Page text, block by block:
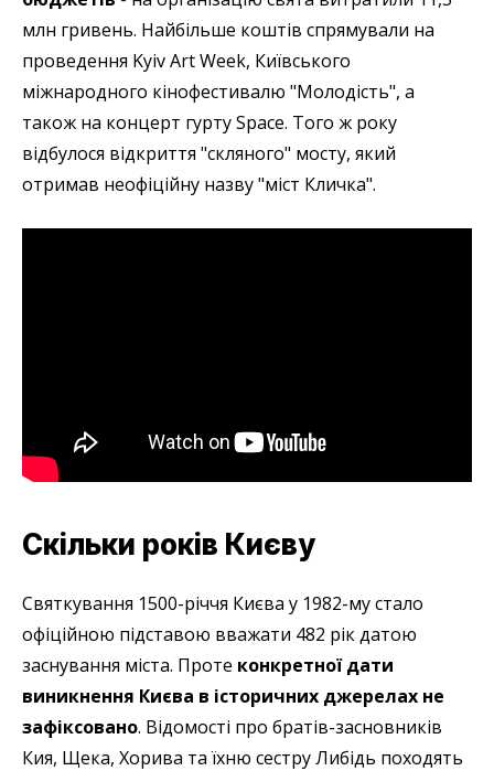
млн гривень. Найбільше коштів спрямували на
проведення Kyiv Art Week, Київського
міжнародного кінофестивалю "Молодість", а
також на концерт гурту Space. Того ж року
відбулося відкриття "скляного" мосту, який
отримав неофіційну назву "міст Кличка".
Скільки років Києву
Святкування 1500-річчя Києва у 1982-му стало
офіційною підставою вважати 482 рік датою
заснування міста. Проте конкретної дати
виникнення Києва в історичних джерелах не
зафіксовано. Відомості про братів-засновників
Кия, Щека, Хорива та їхню сестру Либідь походять